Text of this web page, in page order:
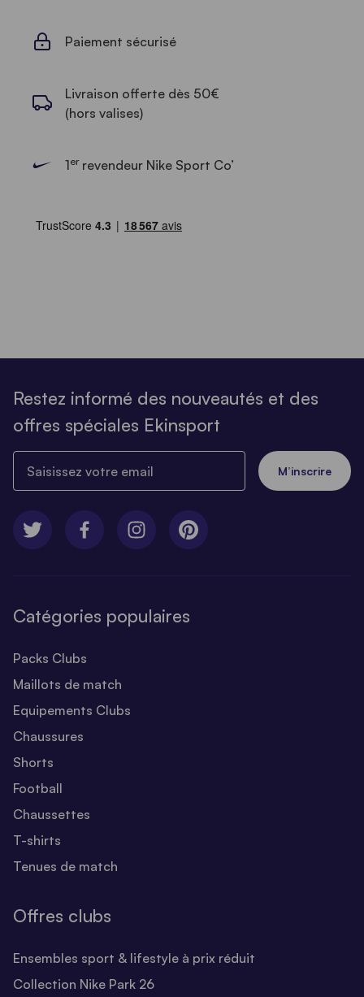
Paiement sécurisé
Livraison offerte dès 50€
(hors valises)
1errevendeur Nike Sport Co’
Restez informé des nouveautés et des
offres spéciales Ekinsport
M’inscrire
Catégories populaires
Packs Clubs
Maillots de match
Equipements Clubs
Chaussures
Shorts
Football
Chaussettes
T-shirts
Tenues de match
Offres clubs
Ensembles sport & lifestyle à prix réduit
Collection Nike Park 26